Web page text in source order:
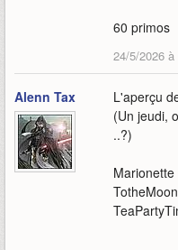
60 primos
24/5/2026
Alenn Tax
L'aperçu
(Un jeudi,
..?)
Marionette
TotheMoon